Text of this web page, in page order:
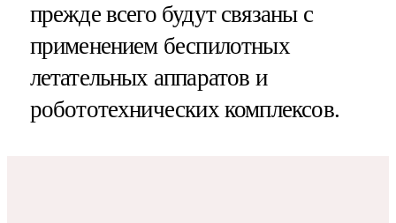
прежде всего будут связаны с
применением беспилотных
летательных аппаратов и
робототехнических комплексов.